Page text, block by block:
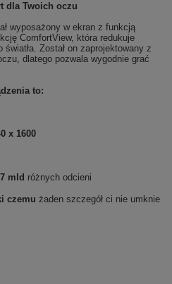
dla Twoich oczu
wyposażony w ekran z funkcją
ComfortView, która redukuje
Został on zaprojektowany z
dlatego pozwala wygodnie grać
to:
x 1600
mld różnych odcieni
czemu żaden szczegół ci nie umknie